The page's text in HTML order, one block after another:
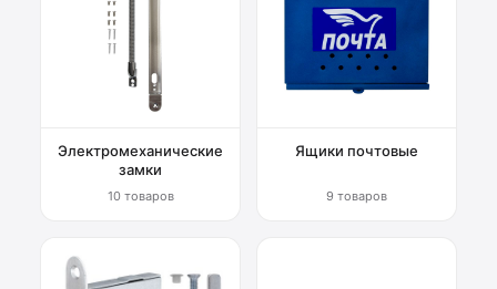
Электромеханические
замки
10 товаров
Ящики почтовые
9 товаров